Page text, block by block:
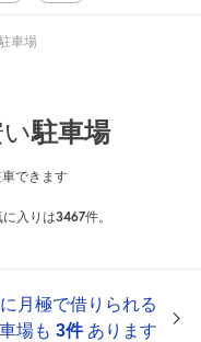
車場
駐車場
できます
入りは3467件。
月極で借りられる
場も 3件あります